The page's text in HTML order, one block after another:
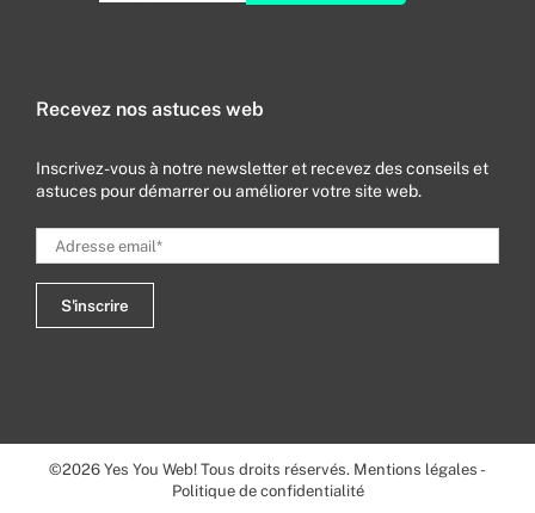
Recevez nos astuces web
Inscrivez-vous à notre newsletter et recevez des conseils et
astuces pour démarrer ou améliorer votre site web.
©2026 Yes You Web! Tous droits réservés. Mentions légales -
Politique de confidentialité